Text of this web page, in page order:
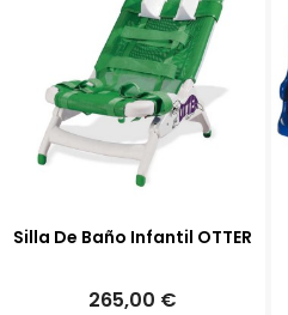
Silla De Baño Infantil OTTER
265,00 €